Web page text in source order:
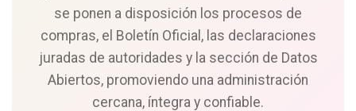
se ponen a disposición los procesos de
compras, el Boletín Oficial, las declaraciones
juradas de autoridades y la sección de Datos
Abiertos, promoviendo una administración
cercana, íntegra y confiable.